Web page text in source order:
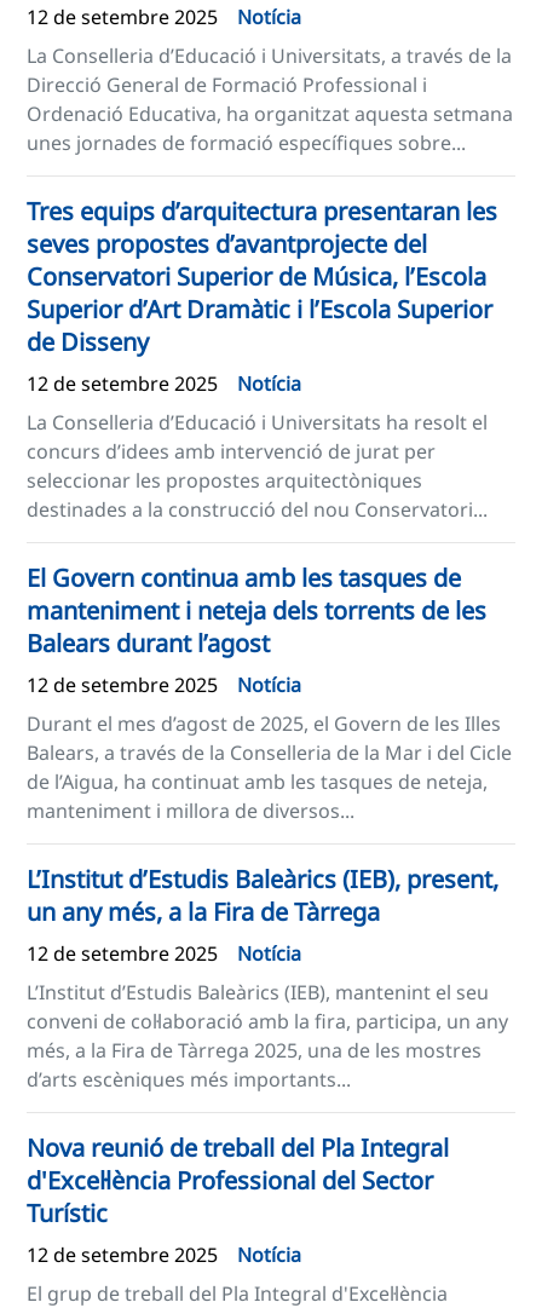
12 de setembre 2025
Notícia
La Conselleria d’Educació i Universitats, a través de la
Direcció General de Formació Professional i
Ordenació Educativa, ha organitzat aquesta setmana
unes jornades de formació específiques sobre...
Tres equips d’arquitectura presentaran les
seves propostes d’avantprojecte del
Conservatori Superior de Música, l’Escola
Superior d’Art Dramàtic i l’Escola Superior
de Disseny
12 de setembre 2025
Notícia
La Conselleria d’Educació i Universitats ha resolt el
concurs d’idees amb intervenció de jurat per
seleccionar les propostes arquitectòniques
destinades a la construcció del nou Conservatori...
El Govern continua amb les tasques de
manteniment i neteja dels torrents de les
Balears durant l’agost
12 de setembre 2025
Notícia
Durant el mes d’agost de 2025, el Govern de les Illes
Balears, a través de la Conselleria de la Mar i del Cicle
de l’Aigua, ha continuat amb les tasques de neteja,
manteniment i millora de diversos...
L’Institut d’Estudis Baleàrics (IEB), present,
un any més, a la Fira de Tàrrega
12 de setembre 2025
Notícia
L’Institut d’Estudis Baleàrics (IEB), mantenint el seu
conveni de col·laboració amb la fira, participa, un any
més, a la Fira de Tàrrega 2025, una de les mostres
d’arts escèniques més importants...
Nova reunió de treball del Pla Integral
d'Excel·lència Professional del Sector
Turístic
12 de setembre 2025
Notícia
El grup de treball del Pla Integral d'Excel·lència